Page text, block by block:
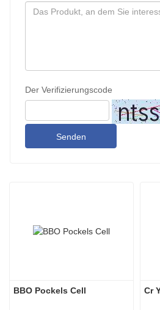
Der Verifizierungscode
Senden
BBO Pockels Cell Cr